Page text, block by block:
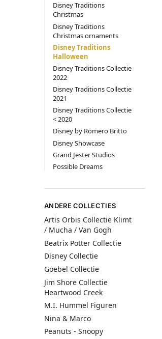
Disney Traditions
Christmas
Disney Traditions
Christmas ornaments
Disney Traditions
Halloween
Disney Traditions Collectie
2022
Disney Traditions Collectie
2021
Disney Traditions Collectie
< 2020
Disney by Romero Britto
Disney Showcase
Grand Jester Studios
Possible Dreams
ANDERE COLLECTIES
Artis Orbis Collectie Klimt
/ Mucha / Van Gogh
Beatrix Potter Collectie
Disney Collectie
Goebel Collectie
Jim Shore Collectie
Heartwood Creek
M.I. Hummel Figuren
Nina & Marco
Peanuts - Snoopy